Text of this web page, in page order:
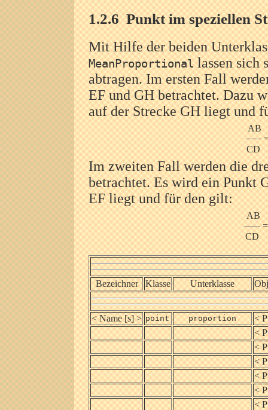
1.2.6Punkt im speziellen
Mit Hilfe der beiden
MeanProportionallassen sich
abtragen. Im ersten Fall
EF und GH betrachtet. Dazu
auf der Strecke GH liegt und
AB
CD
Im zweiten Fall werden die
betrachtet. Es wird ein Punkt
EF liegt und für den gilt:
AB
CD
=
Bezeichner Klasse Unterklasse
< Name [s] > point proportion
<
<
<
<
<
<
<